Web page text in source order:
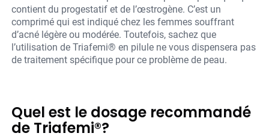
contient du progestatif et de l’œstrogène. C’est un
comprimé qui est indiqué chez les femmes souffrant
d’acné légère ou modérée. Toutefois, sachez que
l’utilisation de Triafemi® en pilule ne vous dispensera pas
de traitement spécifique pour ce problème de peau.
Quel est le dosage recommandé
de Triafemi®?